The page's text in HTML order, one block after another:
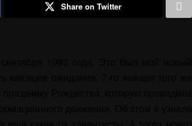
Share on Twitter